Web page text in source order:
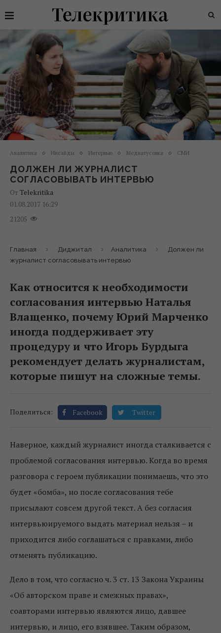
Аналитика Инсайды Интервью Медиатусовка СМИ
ДОЛЖЕН ЛИ ЖУРНАЛИСТ
СОГЛАСОВЫВАТЬ ИНТЕРВЬЮ
От Telekritika
01.08.2017 16:29
21205
Главная Диджитал Аналитика
Должен ли
журналист согласовывать интервью
Как относится к необходимости
согласования интервью Наталья
Влащенко, почему Юрий Марченко
иногда поддерживает эту
процедуру и что Игорь Бурдыга
рекомендует делать журналистам,
которые пишут на сложные темы.
Поделиться: Facebook Twitter
Наверное, каждый журналист иногда сталкивается с
проблемой согласования интервью. Когда во время
разговора с героем публикации понимаешь, что это
будет «бомба», но после согласования тебе
присылают совсем другой текст. А без согласия
интервьюируемого выдать материал нельзя – и
приходится либо соглашаться с правками, либо
отменять публикацию.
Дело в том, что согласно ч. 3 ст. 13 Закона Украины
«Об авторском праве и смежных правах»,
соавторами интервью являются лицо, давшее
интервью, и лицо, его взявшее. Таким образом,